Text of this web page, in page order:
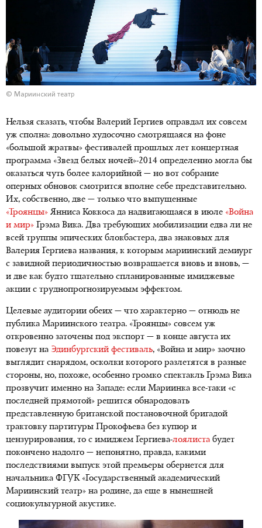
© Мариинский театр
Нельзя сказать, чтобы Валерий Гергиев оправдал их совсем
уж сполна: довольно худосочно смотрящаяся на фоне
«большой жратвы» фестивалей прошлых лет концертная
программа «Звезд белых ночей»-2014 определенно могла бы
оказаться чуть более калорийной — но вот собрание
оперных обновок смотрится вполне себе представительно.
Их, собственно, две — только что выпущенные
«Троянцы» Янниса Коккоса да надвигающаяся в июле «Война
и мир» Грэма Вика. Два требующих мобилизации едва ли не
всей труппы эпических блокбастера, два знаковых для
Валерия Гергиева названия, к которым мариинский демиург
с завидной периодичностью возвращается вновь и вновь, —
и две как будто тщательно спланированные имиджевые
акции с труднопрогнозируемым эффектом.
Целевые аудитории обеих — что характерно — отнюдь не
публика Мариинского театра. «Троянцы» совсем уж
откровенно заточены под экспорт — в конце августа их
повезут на Эдинбургский фестиваль, «Война и мир» заочно
выглядит снарядом, осколки которого разлетятся в разные
стороны, но, похоже, особенно громко спектакль Грэма Вика
прозвучит именно на Западе: если Мариинка все-таки «с
последней прямотой» решится обнародовать
представленную британской постановочной бригадой
трактовку партитуры Прокофьева без купюр и
цензурирования, то с имиджем Гергиева-лоялиста будет
покончено надолго — непонятно, правда, какими
последствиями выпуск этой премьеры обернется для
начальника ФГУК «Государственный академический
Мариинский театр» на родине, да еще в нынешней
социокультурной акустике.